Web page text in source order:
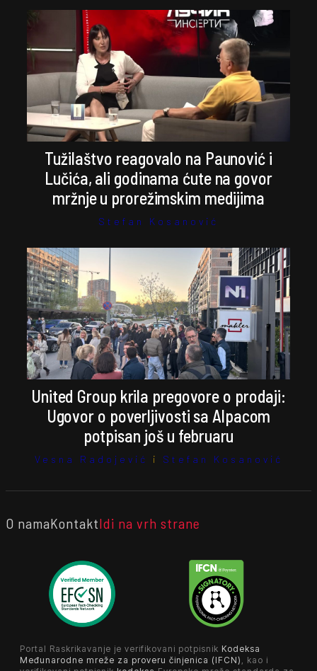
Tužilaštvo reagovalo na Paunović i
Lučića, ali godinama ćute na govor
mržnje u prorežimskim medijima
Stefan Kosanović
United Group krila pregovore o prodaji:
Ugovor o poverljivosti sa Alpacom
potpisan još u februaru
Vesna Radojević i Stefan Kosanović
O namaKontaktIdi na vrh strane
Portal Raskrikavanje je verifikovani potpisnik Kodeksa
Međunarodne mreže za proveru činjenica (IFCN) , kao i